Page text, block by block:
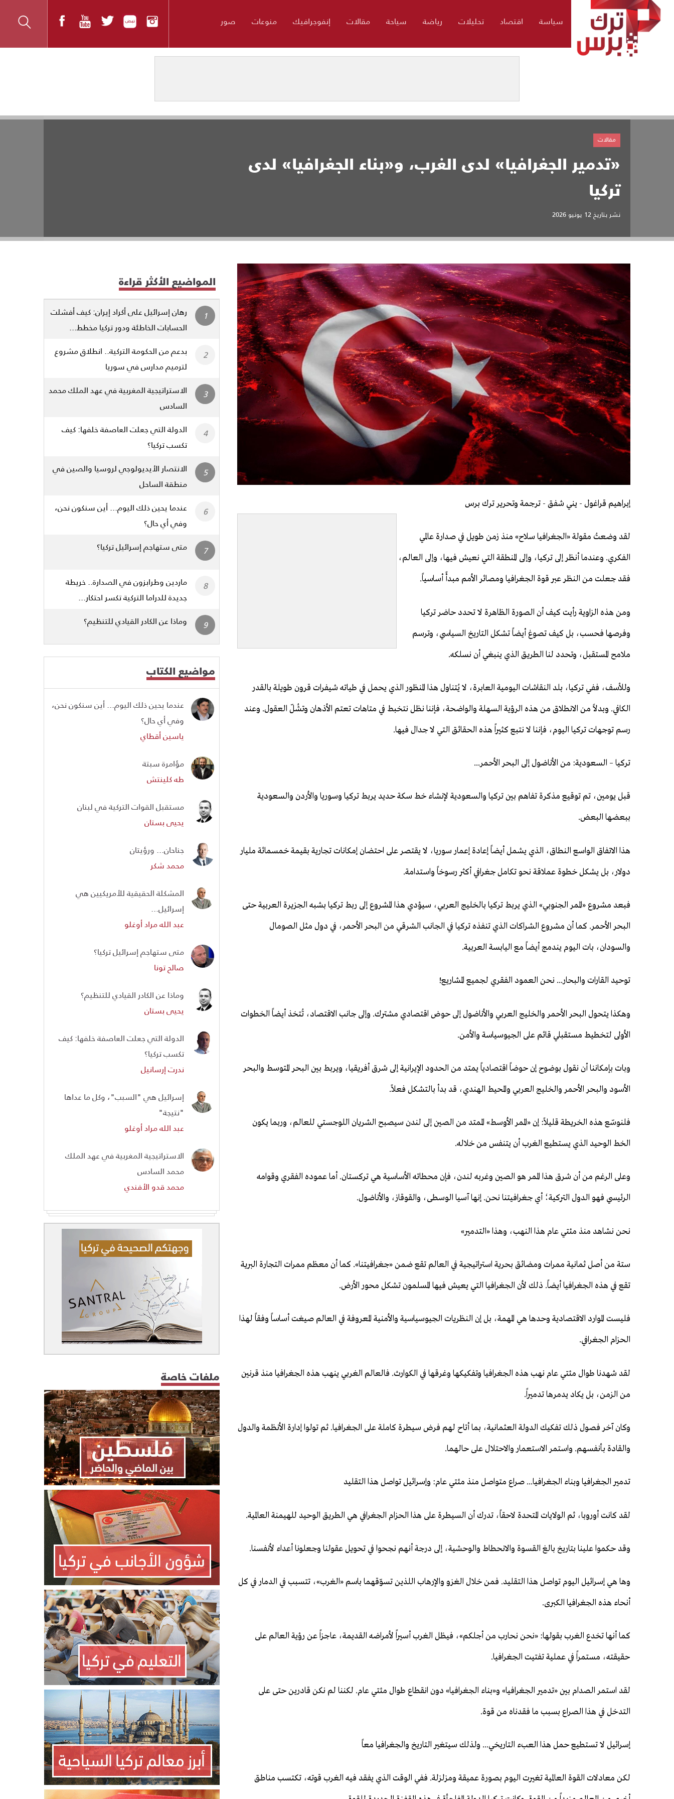
سياسة اقتصاد تحليلات رياضة سياحة مقالات إنفوجرافيك منوعات صور
«تدمير الجغرافيا» لدى الغرب، و«بناء الجغرافيا» لدى
تركيا
نشر بتاريخ12 يونيو 2026
مقالات
إبراهيم قراغول - يني شفق - ترجمة وتحرير ترك برس
لقد وضعتُ مقولة «الجغرافيا سلاح» منذ زمن طويل في صدارة عالمي
الفكري. وعندما أنظر إلى تركيا، وإلى المنطقة التي نعيش فيها، وإلى العالم،
فقد جعلت من النظر عبر قوة الجغرافيا ومصائر الأمم مبدأً أساسياً.
ومن هذه الزاوية رأيت كيف أن الصورة الظاهرة لا تحدد حاضر تركيا
وفرصها فحسب، بل كيف تصوغ أيضاً تشكل التاريخ السياسي، وترسم
ملامح المستقبل، وتحدد لنا الطريق الذي ينبغي أن نسلكه.
وللأسف، ففي تركيا، بلد النقاشات اليومية العابرة، لا يُتناول هذا المنظور الذي يحمل في طياته شيفرات قرون طويلة بالقدر
الكافي. وبدلاً من الانطلاق من هذه الرؤية السهلة والواضحة، فإننا نظل نتخبط في متاهات تعتم الأذهان وتشُلّ العقول. وعند
رسم توجهات تركيا اليوم، فإننا لا نتبع كثيراً هذه الحقائق التي لا جدال فيها.
تركيا – السعودية: من الأناضول إلى البحر الأحمر...
قبل يومين، تم توقيع مذكرة تفاهم بين تركيا والسعودية لإنشاء خط سكة حديد يربط تركيا وسوريا والأردن والسعودية
ببعضها البعض.
هذا الاتفاق الواسع النطاق، الذي يشمل أيضاً إعادة إعمار سوريا، لا يقتصر على احتضان إمكانات تجارية بقيمة خمسمائة مليار
دولار، بل يشكل خطوة عملاقة نحو تكامل جغرافي أكثر رسوخاً واستدامة.
فبعد مشروع «الممر الجنوبي» الذي يربط تركيا بالخليج العربي، سيؤدي هذا المشروع إلى ربط تركيا بشبه الجزيرة العربية حتى
البحر الأحمر. كما أن مشروع الشراكات الذي تنفذه تركيا في الجانب الشرقي من البحر الأحمر، في دول مثل الصومال
والسودان، بات اليوم يندمج أيضاً مع اليابسة العربية.
توحيد القارات والبحار... نحن العمود الفقري لجميع المشاريع!
وهكذا يتحول البحر الأحمر والخليج العربي والأناضول إلى حوض اقتصادي مشترك. وإلى جانب الاقتصاد، تُتخذ أيضاً الخطوات
الأولى لتخطيط مستقبلي قائم على الجيوسياسة والأمن.
وبات بإمكاننا أن نقول بوضوح إن حوضاً اقتصادياً يمتد من الحدود الإيرانية إلى شرق أفريقيا، ويربط بين البحر المتوسط والبحر
الأسود والبحر الأحمر والخليج العربي والمحيط الهندي، قد بدأ بالتشكل فعلاً.
فلنوسّع هذه الخريطة قليلاً: إن «الممر الأوسط» الممتد من الصين إلى لندن سيصبح الشريان اللوجستي للعالم، وربما يكون
الخط الوحيد الذي يستطيع الغرب أن يتنفس من خلاله.
وعلى الرغم من أن شرق هذا الممر هو الصين وغربه لندن، فإن محطاته الأساسية هي تركستان. أما عموده الفقري وقوامه
الرئيسي فهو الدول التركية؛ أي جغرافيتنا نحن. إنها آسيا الوسطى، والقوقاز، والأناضول.
نحن نشاهد منذ مئتي عام هذا النهب، وهذا «التدمير»
ستة من أصل ثمانية ممرات ومضائق بحرية استراتيجية في العالم تقع ضمن «جغرافيتنا». كما أن معظم ممرات التجارة البرية
تقع في هذه الجغرافيا أيضاً. ذلك لأن الجغرافيا التي يعيش فيها المسلمون تشكل محور الأرض.
فليست الموارد الاقتصادية وحدها هي المهمة، بل إن النظريات الجيوسياسية والأمنية المعروفة في العالم صيغت أساساً وفقاً لهذا
الحزام الجغرافي.
لقد شهدنا طوال مئتي عام نهب هذه الجغرافيا وتفكيكها وغرقها في الكوارث. فالعالم الغربي ينهب هذه الجغرافيا منذ قرنين
من الزمن، بل يكاد يدمرها تدميراً.
وكان آخر فصول ذلك تفكيك الدولة العثمانية، بما أتاح لهم فرض سيطرة كاملة على الجغرافيا. ثم تولوا إدارة الأنظمة والدول
والقادة بأنفسهم. واستمر الاستعمار والاحتلال على حالهما.
تدمير الجغرافيا وبناء الجغرافيا... صراع متواصل منذ مئتي عام: وإسرائيل تواصل هذا التقليد
لقد كانت أوروبا، ثم الولايات المتحدة لاحقاً، تدرك أن السيطرة على هذا الحزام الجغرافي هي الطريق الوحيد للهيمنة العالمية.
وقد حكموا علينا بتاريخ بالغ القسوة والانحطاط والوحشية، إلى درجة أنهم نجحوا في تحويل عقولنا وجعلونا أعداء لأنفسنا.
وها هي إسرائيل اليوم تواصل هذا التقليد. فمن خلال الغزو والإرهاب اللذين تسوّقهما باسم «الغرب»، تتسبب في الدمار في كل
أنحاء هذه الجغرافيا الكبرى.
كما أنها تخدع الغرب بقولها: «نحن نحارب من أجلكم»، فيظل الغرب أسيراً لأمراضه القديمة، عاجزاً عن رؤية العالم على
حقيقته، مستمراً في عملية تفتيت الجغرافيا.
لقد استمر الصدام بين «تدمير الجغرافيا» و«بناء الجغرافيا» دون انقطاع طوال مئتي عام. لكننا لم نكن قادرين حتى على
التدخل في هذا الصراع بسبب ما فقدناه من قوة.
إسرائيل لا تستطيع حمل هذا العبء التاريخي... ولذلك سيتغير التاريخ والجغرافيا معاً
لكن معادلات القوة العالمية تغيرت اليوم بصورة عميقة ومزلزلة. ففي الوقت الذي يفقد فيه الغرب قوته، تكتسب مناطق
المواضيع الأكثر قراءة
رهان إسرائيل على أكراد إيران: كيف أفشلت
الحسابات الخاطئة ودور تركيا مخطط...
بدعم من الحكومة التركية.. انطلاق مشروع
لترميم مدارس في سوريا
الاستراتيجية المغربية في عهد الملك محمد
السادس
الدولة التي جعلت العاصفة خلفها: كيف
تكسب تركيا؟
الانتصار الأيديولوجي لروسيا والصين في
منطقة الساحل
عندما يحين ذلك اليوم... أين سنكون نحن،
وفي أي حال؟
متى ستهاجم إسرائيل تركيا؟
ماردين وطرابزون في الصدارة.. خريطة
جديدة للدراما التركية تكسر احتكار...
وماذا عن الكادر القيادي للتنظيم؟
مواضيع الكتاب
عندما يحين ذلك اليوم... أين سنكون نحن،
وفي أي حال؟
ياسين أقطاي
مؤامرة سبتة
طه كلينتش
مستقبل القوات التركية في لبنان
يحيى بستان
جناحان... ورؤيتان
محمد شكر
المشكلة الحقيقية للأمريكيين هي
إسرائيل...
عبد الله مراد أوغلو
متى ستهاجم إسرائيل تركيا؟
صالح تونا
وماذا عن الكادر القيادي للتنظيم؟
يحيى بستان
الدولة التي جعلت العاصفة خلفها: كيف
تكسب تركيا؟
ندرت إرسانيل
إسرائيل هي "السبب"، وكل ما عداها
"نتيجة"
عبد الله مراد أوغلو
الاستراتيجية المغربية في عهد الملك
محمد السادس
محمد قدو الأفندي
ملفات خاصة